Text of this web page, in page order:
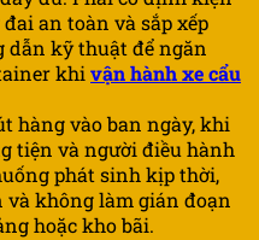
an toàn và sắp xếp
dẫn kỹ thuật để ngăn
khivận hành xe cẩu
hàng vào ban ngày, khi
tiện và người điều hành
phát sinh kịp thời,
và không làm gián đoạn
hoặc kho bãi.